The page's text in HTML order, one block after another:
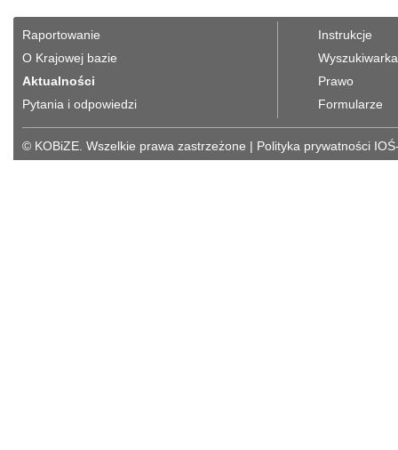
Raportowanie
O Krajowej bazie
Aktualności
Pytania i odpowiedzi
Instrukcje
Prawo
Formularze
© KOBiZE. Wszelkie prawa zastrzeżone | Polityka prywatności